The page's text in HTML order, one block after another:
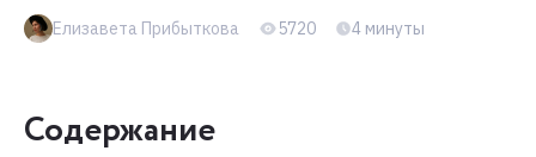
Елизавета Прибыткова 5720 4 минуты
Содержание